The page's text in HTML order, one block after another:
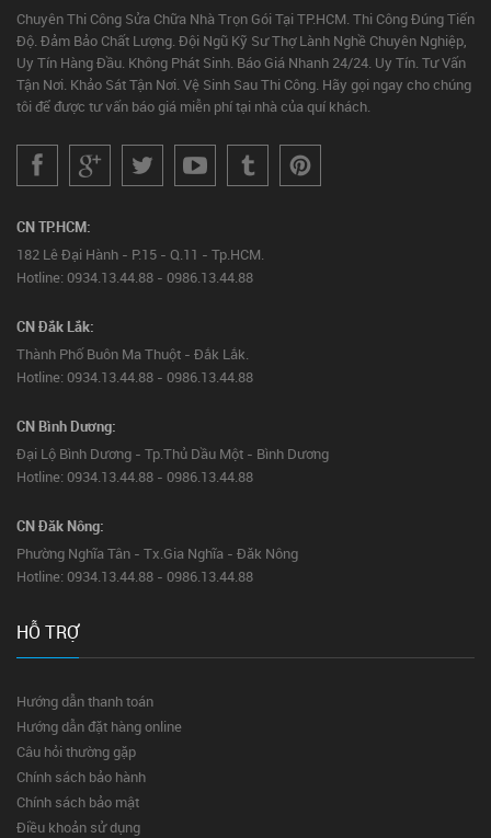
Chuyên Thi Công Sửa Chữa Nhà Trọn Gói Tại TP.HCM. Thi Công Đúng Tiến
Độ. Đảm Bảo Chất Lượng. Đội Ngũ Kỹ Sư Thợ Lành Nghề Chuyên Nghiệp,
Uy Tín Hàng Đầu. Không Phát Sinh. Báo Giá Nhanh 24/24. Uy Tín. Tư Vấn
Tận Nơi. Khảo Sát Tận Nơi. Vệ Sinh Sau Thi Công. Hãy gọi ngay cho chúng
tôi để được tư vấn báo giá miễn phí tại nhà của quí khách.
CN TP.HCM:
182 Lê Đại Hành - P.15 - Q.11 - Tp.HCM.
Hotline: 0934.13.44.88 - 0986.13.44.88
CN Đắk Lắk:
Thành Phố Buôn Ma Thuột - Đắk Lắk.
Hotline: 0934.13.44.88 - 0986.13.44.88
CN Bình Dương:
Đại Lộ Bình Dương - Tp.Thủ Dầu Một - Bình Dương
Hotline: 0934.13.44.88 - 0986.13.44.88
CN Đăk Nông:
Phường Nghĩa Tân - Tx.Gia Nghĩa - Đăk Nông
Hotline: 0934.13.44.88 - 0986.13.44.88
HỖ TRỢ
Hướng dẫn thanh toán
Hướng dẫn đặt hàng online
Câu hỏi thường gặp
Chính sách bảo hành
Chính sách bảo mật
Điều khoản sử dụng